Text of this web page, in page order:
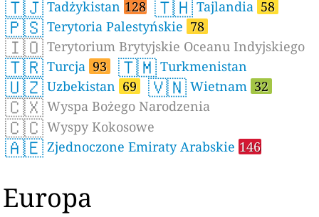
🇹🇯 Tadżykistan 128 🇹🇭 Tajlandia 58
🇵🇸 Terytoria Palestyńskie 78
🇮🇴 Terytorium Brytyjskie Oceanu Indyjskiego
🇹🇷 Turcja 93 🇹🇲 Turkmenistan
🇺🇿 Uzbekistan 69 🇻🇳 Wietnam 32
🇨🇽 Wyspa Bożego Narodzenia
🇨🇨 Wyspy Kokosowe
🇦🇪 Zjednoczone Emiraty Arabskie 146
Europa